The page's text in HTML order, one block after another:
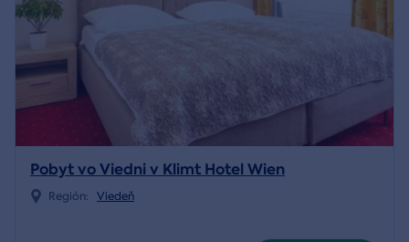
Pobyt vo Viedni v Klimt Hotel Wien
Región: Viedeň